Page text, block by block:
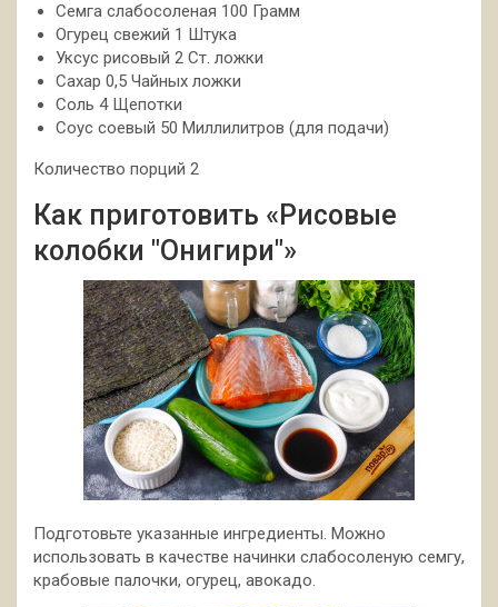
Семга слабосоленая 100 Грамм
Огурец свежий 1 Штука
Уксус рисовый 2 Ст. ложки
Сахар 0,5 Чайных ложки
Соль 4 Щепотки
Соус соевый 50 Миллилитров (для подачи)
Количество порций 2
Как приготовить «Рисовые
колобки "Онигири"»
Подготовьте указанные ингредиенты. Можно
использовать в качестве начинки слабосоленую семгу,
крабовые палочки, огурец, авокадо.